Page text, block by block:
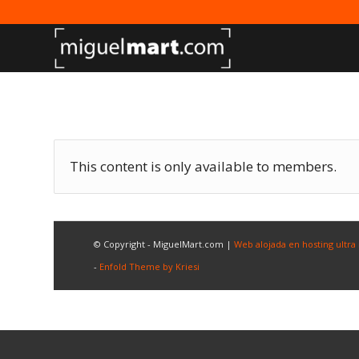
This content is only available to members.
© Copyright - MiguelMart.com | Web alojada en hosting
- Enfold Theme by Kriesi